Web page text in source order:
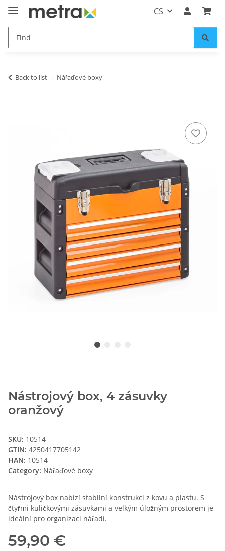
CS
Back to list Nářaďové boxy
Nástrojový box, 4 zásuvky
oranžový
SKU: 10514
GTIN: 4250417705142
HAN: 10514
Category: Nářaďové boxy
Nástrojový box nabízí stabilní konstrukci z kovu a plastu. S
čtyřmi kuličkovými zásuvkami a velkým úložným prostorem je
ideální pro organizaci nářadí.
59,90 €